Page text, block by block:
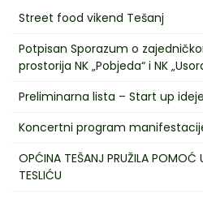
Street food vikend Tešanj
Potpisan Sporazum o
prostorija NK „Pobjeda“ i NK
Preliminarna lista – Start up
Koncertni program
OPĆINA TEŠANJ PRUŽILA POMOĆ
TESLIĆU